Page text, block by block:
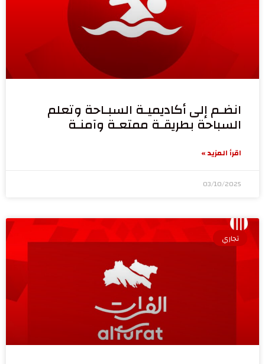
انضـم إلى أكاديميـة السبـاحة وتعلم
السباحة بطريقـة ممتعـة وآمنـة
اقرأ المزيد »
03/10/2025
تجاري